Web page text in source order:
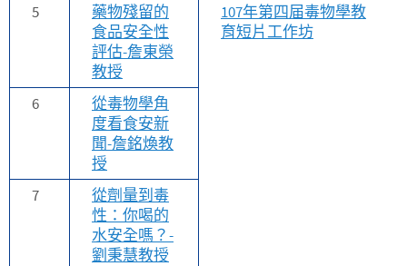
5
藥物殘留的
食品安全性
評估-詹東榮
教授
107年第四届毒物學教
育短片工作坊
6
從毒物學角
度看食安新
聞-詹銘煥教
授
7
從劑量到毒
性：你喝的
水安全嗎？-
劉秉慧教授